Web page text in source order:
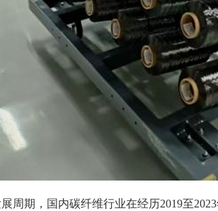
周期，国内碳纤维行业在经历2019至